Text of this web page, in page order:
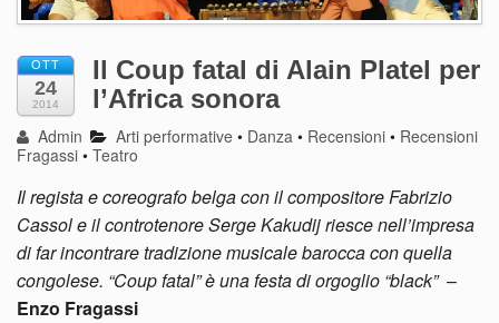
OTT
24
2014
Il Coup fatal di Alain Platel per
l’Africa sonora
Admin Arti performative • Danza • Recensioni • Recensioni
Fragassi • Teatro
Il regista e coreografo belga con il compositore Fabrizio
Cassol e il controtenore Serge Kakudij riesce nell’impresa
di far incontrare tradizione musicale barocca con quella
congolese. “Coup fatal” è una festa di orgoglio “black” –
Enzo Fragassi